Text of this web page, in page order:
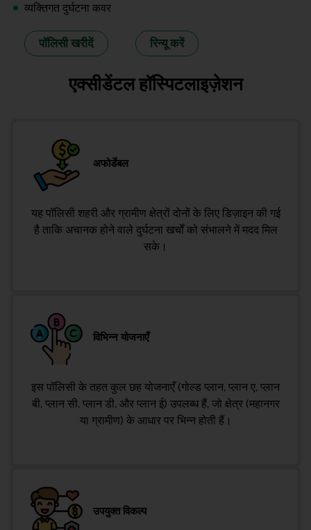
व्यक्तिगत दुर्घटना कवर
पॉलिसी खरीदें रिन्यू करें
एक्सीडेंटल हॉस्पिटलाइज़ेशन
अफोर्डेबल
यह पॉलिसी शहरी और ग्रामीण क्षेत्रों दोनों के लिए डिज़ाइन की गई
है ताकि अचानक होने वाले दुर्घटना खर्चों को संभालने में मदद मिल
सके।
विभिन्न योजनाएँ
इस पॉलिसी के तहत कुल छह योजनाएँ (गोल्ड प्लान, प्लान ए, प्लान
बी, प्लान सी, प्लान डी, और प्लान ई) उपलब्ध हैं, जो क्षेत्र (महानगर
या ग्रामीण) के आधार पर भिन्न होती हैं।
उपयुक्त विकल्प